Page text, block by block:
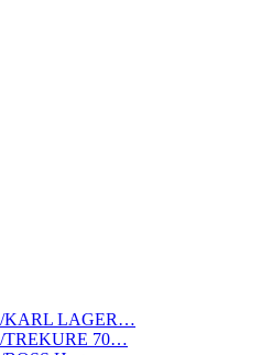
KARL LAGER…
TREKURE 70…